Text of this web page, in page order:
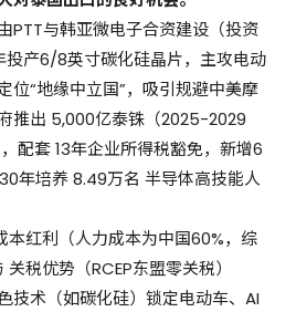
PTT与韩亚微电子合资建设（投资
投产6/8英寸碳化硅晶片，主攻电动
位“地缘中立国”，吸引规避中美摩
推出 5,000亿泰铢（2025-2029
配套 13年企业所得税豁免，新增6
年培养 8.49万名 半导体高技能人
本红利（人力成本为中国60%，综
税优势（RCEP东盟零关税）
技术（如碳化硅）锁定电动车、AI